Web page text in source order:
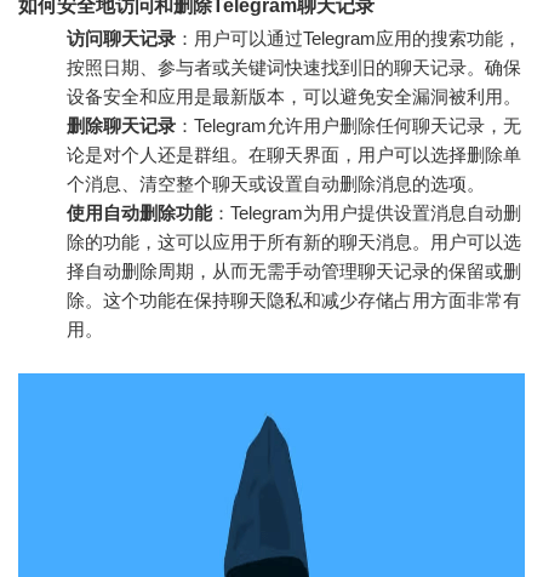
如何安全地访问和删除Telegram聊天记录
访问聊天记录 ：用户可以通过Telegram应用的搜索功能，
按照日期、参与者或关键词快速找到旧的聊天记录。确保
设备安全和应用是最新版本，可以避免安全漏洞被利用。
删除聊天记录 ：Telegram允许用户删除任何聊天记录，无
论是对个人还是群组。在聊天界面，用户可以选择删除单
个消息、清空整个聊天或设置自动删除消息的选项。
使用自动删除功能：Telegram为用户提供设置消息自动删
除的功能，这可以应用于所有新的聊天消息。用户可以选
择自动删除周期，从而无需手动管理聊天记录的保留或删
除。这个功能在保持聊天隐私和减少存储占用方面非常有
用。